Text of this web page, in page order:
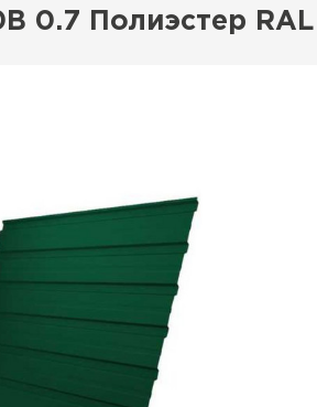
Гранд Лайн
0.7 Полиэстер